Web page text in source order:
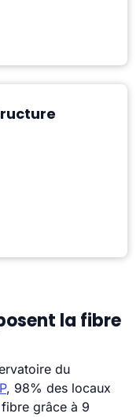
la fibre
du
, 98% des locaux
grâce à 9